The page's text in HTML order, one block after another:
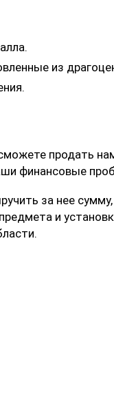
из
продать
финансовые
за нее
и